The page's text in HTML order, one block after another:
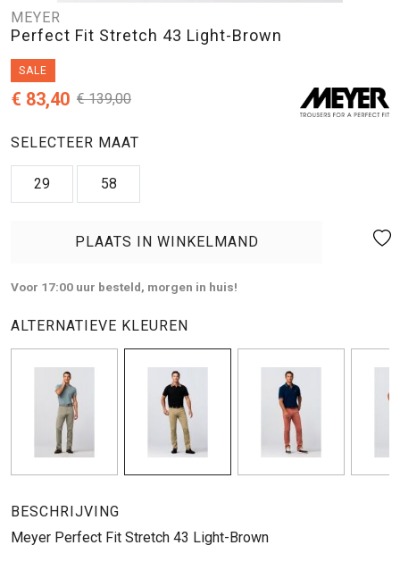
MEYER
Perfect Fit Stretch 43 Light-Brown
SALE
€ 139,00
€ 83,40
SELECTEER MAAT
29 58
PLAATS IN WINKELMAND
Voor 17:00 uur besteld, morgen in huis!
ALTERNATIEVE KLEUREN
BESCHRIJVING
Meyer Perfect Fit Stretch 43 Light-Brown